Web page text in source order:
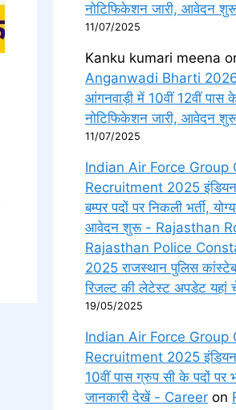
नोटिफिकेशन जारी, आवेदन
11/07/2025
Kanku kumari meena
Anganwadi Bharti 2026
आंगनवाड़ी में 10वीं 12वीं पास
नोटिफिकेशन जारी, आवेदन
11/07/2025
Indian Air Force Group
Recruitment 2025 इंडियन
बम्पर पदों पर निकली भर्ती,
आवेदन शुरू - Rajasthan
Rajasthan Police
2025 राजस्थान पुलिस
रिजल्ट की लेटेस्ट अपडेट
19/05/2025
Indian Air Force Group
Recruitment 2025 इंडियन
10वीं पास ग्रुप सी के पदों पर
जानकारी देखें - Career on